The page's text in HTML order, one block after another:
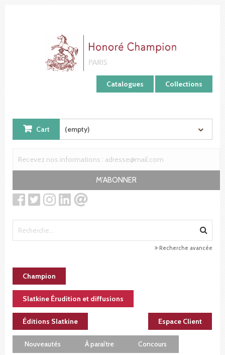
Catalogues Collections
Cart (empty)
M'ABONNER
Recherche avancée
Champion
Slatkine Érudition et diffusions
Éditions Slatkine Espace Client
Nouveautés À paraître Concours